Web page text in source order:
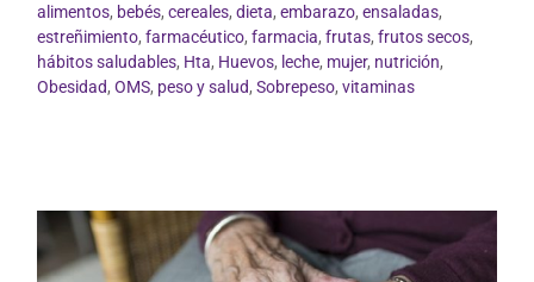
alimentos, bebés, cereales, dieta, embarazo, ensaladas,
estreñimiento, farmacéutico, farmacia, frutas, frutos secos,
hábitos saludables, Hta, Huevos, leche, mujer, nutrición,
Obesidad, OMS, peso y salud, Sobrepeso, vitaminas
Vida Saludable